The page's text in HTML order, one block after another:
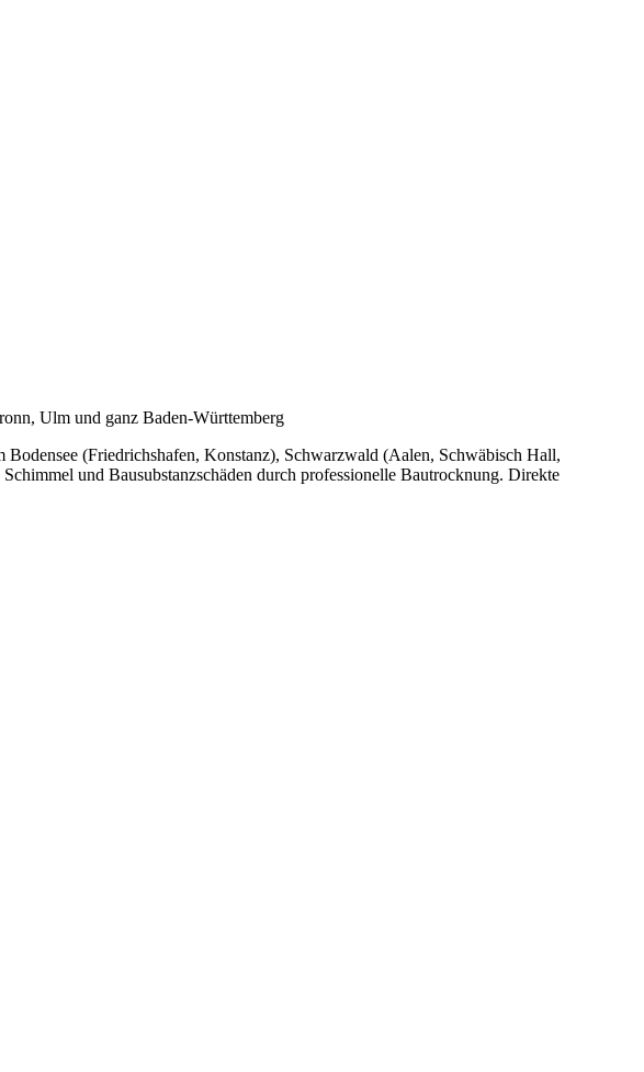
Ulm und ganz Baden-Württemberg
(Friedrichshafen, Konstanz), Schwarzwald (Aalen, Schwäbisch Hall,
und Bausubstanzschäden durch professionelle Bautrocknung. Direkte